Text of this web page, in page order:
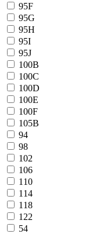
95F
95G
95H
95I
95J
100B
100C
100D
100E
100F
105B
94
98
102
106
110
114
118
122
54